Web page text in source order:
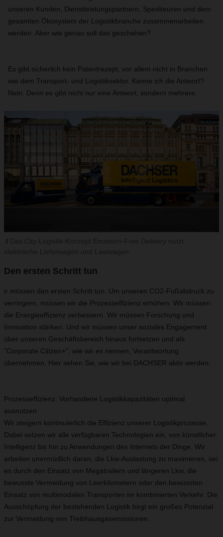
unseren Kunden, Dienstleistungspartnern, Spediteuren und dem
gesamten Ökosystem der Logistikbranche zusammenarbeiten
werden. Aber wie genau soll das geschehen?
Es gibt sicherlich kein Patentrezept, vor allem nicht in Branchen
wie dem Transport- und Logistiksektor. Kenne ich die Antwort?
Nein. Denn es gibt nicht nur eine Antwort, sondern mehrere.
Den ersten Schritt tun
ir müssen den ersten Schritt tun. Um unseren CO2-Fußabdruck zu
verringern, müssen wir die Prozesseffizienz erhöhen. Wir müssen
die Energieeffizienz verbessern. Wir müssen Forschung und
Innovation stärken. Und wir müssen unser soziales Engagement
über unseren Geschäftsbereich hinaus fortsetzen und als
"Corporate Citizen+", wie wir es nennen, Verantwortung
übernehmen. Hier sehen Sie, wie wir bei DACHSER aktiv werden:
Prozesseffizienz: Vorhandene Logistikkapazitäten optimal
ausnutzen
Wir steigern kontinuierlich die Effizienz unserer Logistikprozesse.
Dabei setzen wir alle verfügbaren Technologien ein, von künstlicher
Intelligenz bis hin zu Anwendungen des Internets der Dinge. Wir
arbeiten unermüdlich daran, die Lkw-Auslastung zu maximieren, sei
es durch den Einsatz von Megatrailern und längeren Lkw, die
bewusste Vermeidung von Leerkilometern oder den bewussten
Einsatz von multimodalen Transporten im kombinierten Verkehr. Die
Ausschöpfung der bestehenden Logistik birgt ein großes Potenzial
zur Vermeidung von Treibhausgasemissionen.